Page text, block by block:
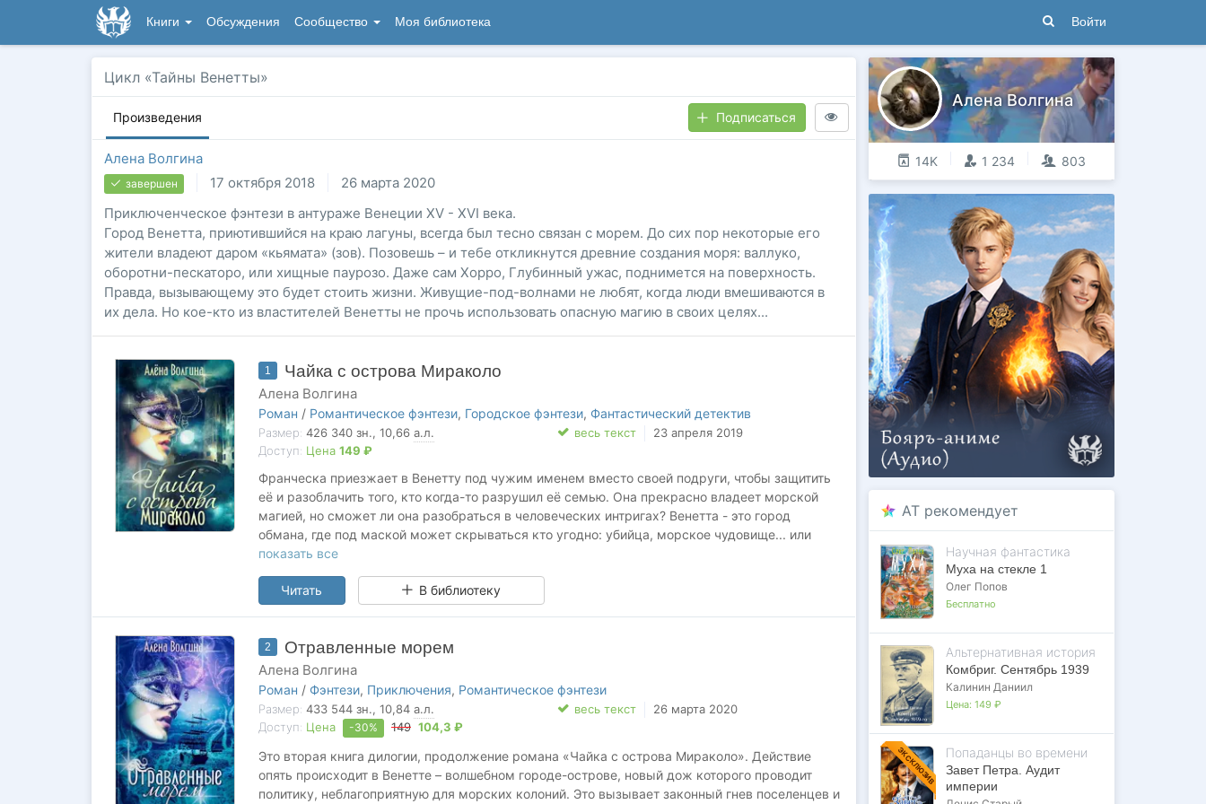
Книги Обсуждения Сообщество Моя библиотека Войти
Цикл «Тайны Венетты»
Произведения Подписаться
Алена Волгина
завершен 17 октября 2018
26 марта 2020
Приключенческое фэнтези в антураже Венеции XV - XVI века.
Город Венетта, приютившийся на краю лагуны, всегда был тесно связан с морем. До сих пор некоторые его
жители владеют даром «кьямата» (зов). Позовешь – и тебе откликнутся древние создания моря: валлуко,
оборотни-пескаторо, или хищные паурозо. Даже сам Хорро, Глубинный ужас, поднимется на поверхность.
Правда, вызывающему это будет стоить жизни. Живущие-под-волнами не любят, когда люди вмешиваются в
их дела. Но кое-кто из властителей Венетты не прочь использовать опасную магию в своих целях...
1 Чайка с острова Мираколо
Алена Волгина
Роман / Романтическое фэнтези, Городское фэнтези, Фантастический детектив
Размер: 426 340 зн., 10,66 а.л.
Доступ: Цена 149 ₽
весь текст 23 апреля 2019
Франческа приезжает в Венетту под чужим именем вместо своей подруги, чтобы защитить
её и разоблачить того, кто когда-то разрушил её семью. Она прекрасно владеет морской
магией, но сможет ли она разобраться в человеческих интригах? Венетта - это город
обмана, где под маской может скрываться кто угодно: убийца, морское чудовище... или
друг.
Может быть, человек, которого ты считала своим врагом, вдруг окажется самым
преданным другом.
город.
---
Роман вошёл в шорт-лист конкурса "Аромат волшебства".
Английская версия - в шорт-лист конкурса Open Eurasia 2020 в категории "Перевод".
Переводчик - Мия Велизарова.
показать все
Читать В библиотеку
2 Отравленные морем
Алена Волгина
Роман / Фэнтези, Приключения, Романтическое фэнтези
Размер: 433 544 зн., 10,84 а.л.
Доступ: Цена -30% 149 104,3 ₽
весь текст 26 марта 2020
Это вторая книга дилогии, продолжение романа «Чайка с острова Мираколо». Действие
опять происходит в Венетте – волшебном городе-острове, новый дож которого проводит
политику, неблагоприятную для морских колоний. Это вызывает законный гнев поселенцев и
Алена Волгина
14K 1 234 803
AT рекомендует
Научная фантастика
Муха на стекле 1
Олег Попов
Бесплатно
Альтернативная история
Комбриг. Сентябрь 1939
Калинин Даниил
Цена: 149 ₽
ЭКСКЛЮЗИВ Попаданцы во времени
Завет Петра. Аудит
империи